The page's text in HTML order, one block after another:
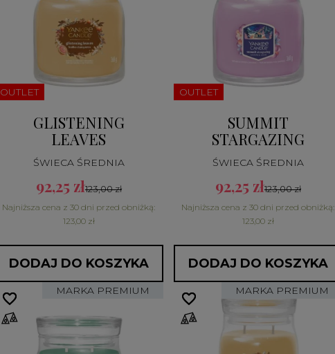
OUTLET
GLISTENING
LEAVES
ŚWIECA ŚREDNIA
92,25 zł123,00 zł
Najniższa cena z 30 dni przed obniżką:
123,00 zł
DODAJ DO KOSZYKA
OUTLET
SUMMIT
STARGAZING
ŚWIECA ŚREDNIA
92,25 zł123,00 zł
Najniższa cena z 30 dni przed obniżką:
123,00 zł
DODAJ DO KOSZYKA
MARKA PREMIUM
favorite_border
favorite_border MARKA PREMIUM
favorite_border
favorite_border